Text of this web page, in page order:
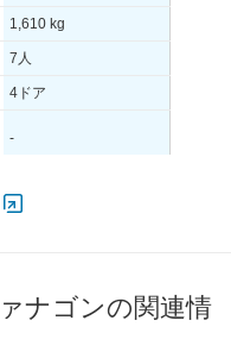
1,610 kg
7人
4ドア
-
69.90 [95]/ 4,800
ナゴンの関連情